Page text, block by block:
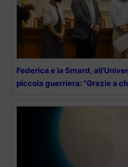
Federica e la Smard,
piccola guerriera: “Grazie a